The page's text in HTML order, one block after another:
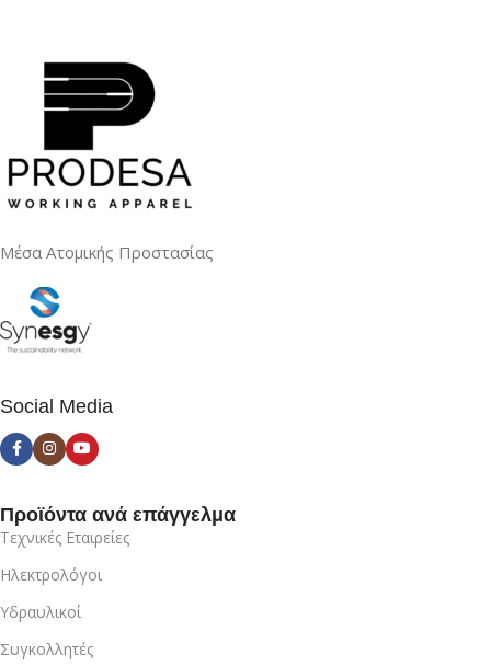
Μέσα Ατομικής Προστασίας
Social Media
Προϊόντα ανά επάγγελμα
Τεχνικές Εταιρείες
Ηλεκτρολόγοι
Υδραυλικοί
Συγκολλητές